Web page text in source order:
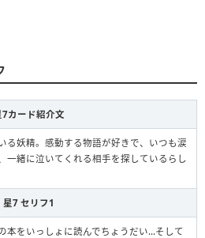
7カード紹介文
る妖精。感動する物語が好きで、いつも涙
一緒に泣いてくれる相手を探しているらし
星7 セリフ1
本をいっしょに読んでちょうだい…そして